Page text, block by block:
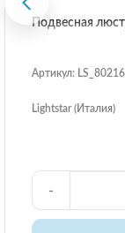
Подвесная
Артикул:
Lightstar (Италия)
-